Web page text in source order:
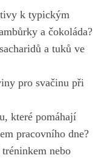
k typickým
a čokoláda?
a tuků ve
pro svačinu při
které pomáhají
pracovního dne?
nebo